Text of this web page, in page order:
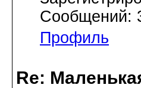
Сообщений:
Профиль
Re: